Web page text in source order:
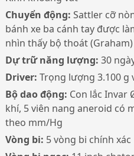
Chuyển động: Sattler cỡ
bánh xe ba cánh tay được
nhìn thấy bộ thoát
Dự trữ năng lượng: 30
Driver: Trọng lượng 3.100 g
Bộ dao động: Con lắc Invar
khí, 5 viên nang aneroid có
theo mm/Hg
Vòng bi: 5 vòng bi chính xác